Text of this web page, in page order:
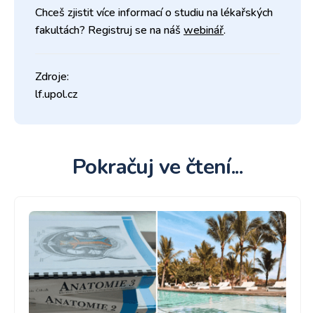
Chceš zjistit více informací o studiu na lékařských
fakultách? Registruj se na náš webinář.
Zdroje:
lf.upol.cz
Pokračuj ve čtení...